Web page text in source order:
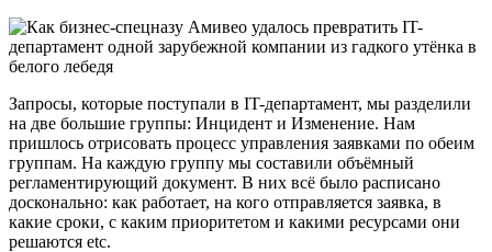
Запросы, которые поступали в IT-департамент, мы разделили
на две большие группы: Инцидент и Изменение. Нам
пришлось отрисовать процесс управления заявками по обеим
группам. На каждую группу мы составили объёмный
регламентирующий документ. В них всё было расписано
досконально: как работает, на кого отправляется заявка, в
какие сроки, с каким приоритетом и какими ресурсами они
решаются etc.